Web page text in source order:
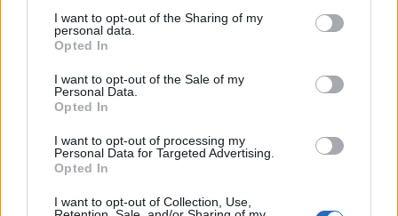
not limited to your visit or usage behaviour. You may click to
grant or deny consent to Google and its third-party tags to
use your data for below specified purposes in below Google
consent section.
I want to opt-out of the Sharing of my
personal data.
Opted In
I want to opt-out of the Sale of my
Personal Data.
Opted In
I want to opt-out of processing my
Personal Data for Targeted Advertising.
Opted In
I want to opt-out of Collection, Use,
ΕΚΔΗΛΩΣΕΙΣ
«Τα δάκρυα των αγίων»: Το νέο βιβλίο της Αγγελικής